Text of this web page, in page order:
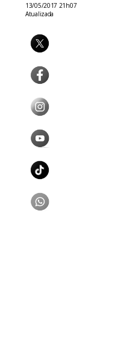
13/05/2017 21h07
Atualizada